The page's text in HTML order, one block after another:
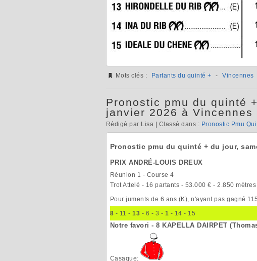
Mots clés : Partants du quinté + - Vincennes
Pronostic pmu du quinté
janvier 2026 à Vincennes
Rédigé par Lisa | Classé dans : Pronostic Pmu
Pronostic pmu du quinté + du jour,
PRIX ANDRÉ-LOUIS DREUX
Réunion 1 - Course 4
Trot Attelé - 16 partants - 53.000 € - 2.850
Pour juments de 6 ans (K), n'ayant pas gagné
8 - 11 - 13 - 6 - 3 - 1 - 14 - 15
Notre favori - 8 KAPELLA DAIRPET
Casaque: